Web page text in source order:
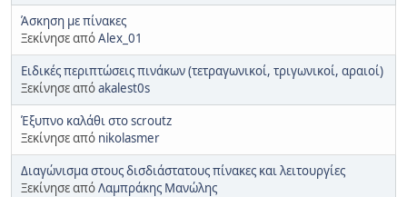
Άσκηση με πίνακες
Ξεκίνησε απόAlex_01
Ειδικές περιπτώσεις πινάκων (τετραγωνικοί, τριγωνικοί, αραιοί)
Ξεκίνησε απόakalest0s
Έξυπνο καλάθι στο scroutz
Ξεκίνησε από nikolasmer
Διαγώνισμα στους δισδιάστατους πίνακες και λειτουργίες
Ξεκίνησε απόΛαμπράκης Μανώλης